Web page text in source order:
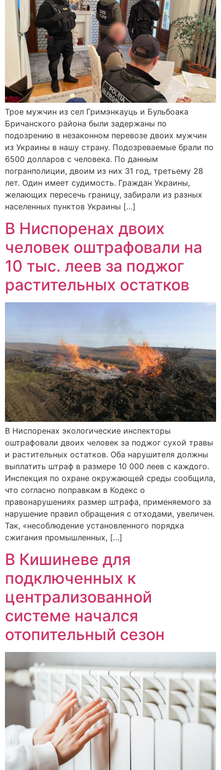
Трое мужчин из сел Гримэнкауць и Бульбоака
Бричанского района были задержаны по
подозрению в незаконном перевозе двоих мужчин
из Украины в нашу страну. Подозреваемые брали по
6500 долларов с человека. По данным
погранполиции, двоим из них 31 год, третьему 28
лет. Один имеет судимость. Граждан Украины,
желающих пересечь границу, забирали из разных
населенных пунктов Украины […]
В Ниспоренах двоих
человек оштрафовали на
10 тыс. леев за поджог
растительных остатков
В Ниспоренах экологические инспекторы
оштрафовали двоих человек за поджог сухой травы
и растительных остатков. Оба нарушителя должны
выплатить штраф в размере 10 000 леев с каждого.
Инспекция по охране окружающей среды сообщила,
что согласно поправкам в Кодекс о
правонарушениях размер штрафа, применяемого за
нарушение правил обращения с отходами, увеличен.
Так, «несоблюдение установленного порядка
сжигания промышленных, […]
В Кишиневе для
подключенных к
централизованной
системе начался
отопительный сезон